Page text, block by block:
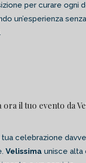
per curare ogni
un’esperienza senza
ora il tuo evento da
tua celebrazione
Velissima unisce alta